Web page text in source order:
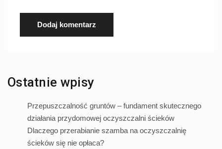
Ostatnie wpisy
Przepuszczalność gruntów – fundament skutecznego
działania przydomowej oczyszczalni ścieków
Dlaczego przerabianie szamba na oczyszczalnię
ścieków się nie opłaca?